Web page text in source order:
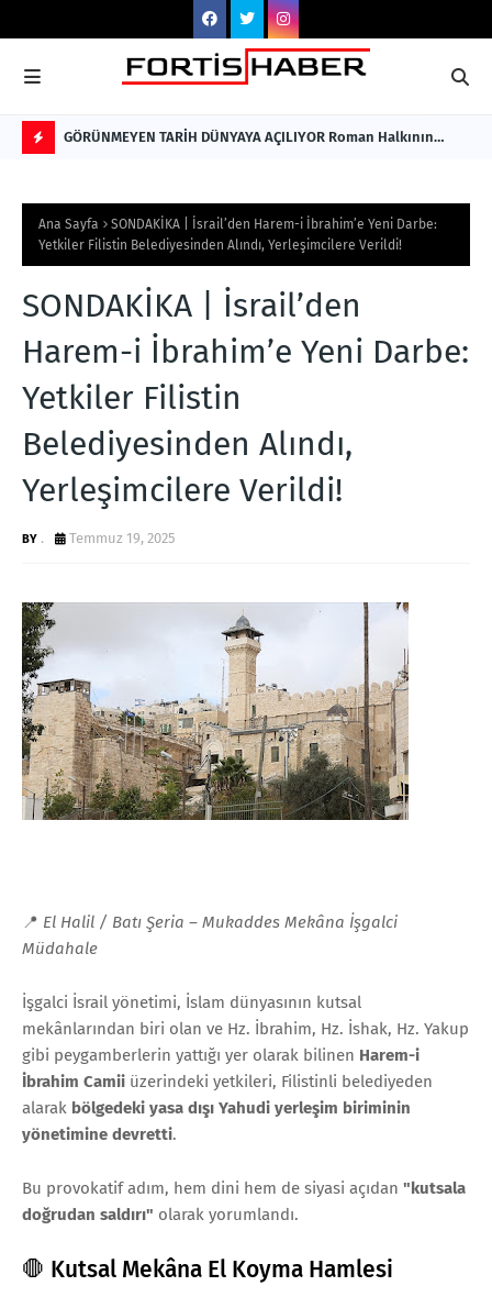
L
A
S
H
GÖRÜNMEYEN TARİH DÜNYAYA AÇILIYOR Roman Halkının
Buluştu
Ana Sayfa
SONDAKİKA | İsrail’den Harem-i İbrahim’e Yeni Darbe:
Yetkiler Filistin Belediyesinden Alındı, Yerleşimcilere Verildi!
SONDAKİKA | İsrail’den
Harem-i İbrahim’e Yeni Darbe:
Yetkiler Filistin
Belediyesinden Alındı,
Yerleşimcilere Verildi!
. Temmuz 19, 2025
📍 El Halil / Batı Şeria – Mukaddes Mekâna İşgalci
Müdahale
İşgalci İsrail yönetimi, İslam dünyasının kutsal
mekânlarından biri olan ve Hz. İbrahim, Hz. İshak, Hz. Yakup
gibi peygamberlerin yattığı yer olarak bilinen Harem-i
İbrahim Camii üzerindeki yetkileri, Filistinli belediyeden
alarak bölgedeki yasa dışı Yahudi yerleşim biriminin
yönetimine devretti.
Bu provokatif adım, hem dini hem de siyasi açıdan "kutsala
doğrudan saldırı" olarak yorumlandı.
🛑 Kutsal Mekâna El Koyma Hamlesi